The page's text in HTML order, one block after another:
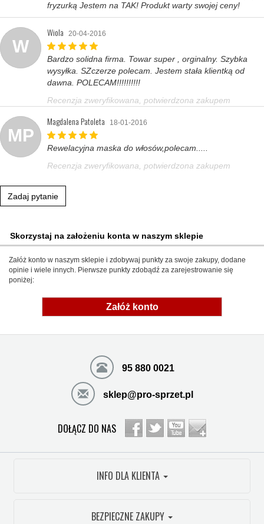
fryzurką Jestem na TAK! Produkt warty swojej ceny!
W
Wiola 20-04-2016
Bardzo solidna firma. Towar super , orginalny. Szybka
wysyłka. SZczerze polecam. Jestem stała klientką od
dawna. POLECAM!!!!!!!!!!
Recenzja zweryfikowana, potwierdzona zakupem
MP
Magdalena Patoleta 18-01-2016
Rewelacyjna maska do włosów,polecam.....
Recenzja zweryfikowana, potwierdzona zakupem
Zadaj pytanie
Skorzystaj na założeniu konta w naszym sklepie
Załóż konto w naszym sklepie i zdobywaj punkty za swoje zakupy, dodane
opinie i wiele innych. Pierwsze punkty zdobądź za zarejestrowanie się
poniżej:
Załóż konto
95 880 0021
sklep@pro-sprzet.pl
DOŁĄCZ DO NAS
INFO DLA KLIENTA
BEZPIECZNE ZAKUPY